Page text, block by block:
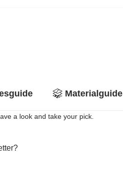
Materialguide
a look and take your pick.